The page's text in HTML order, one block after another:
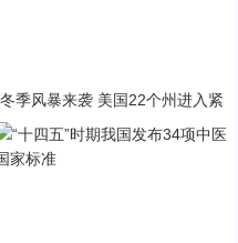
冬季风暴来袭 美国22个州进入紧
急状态